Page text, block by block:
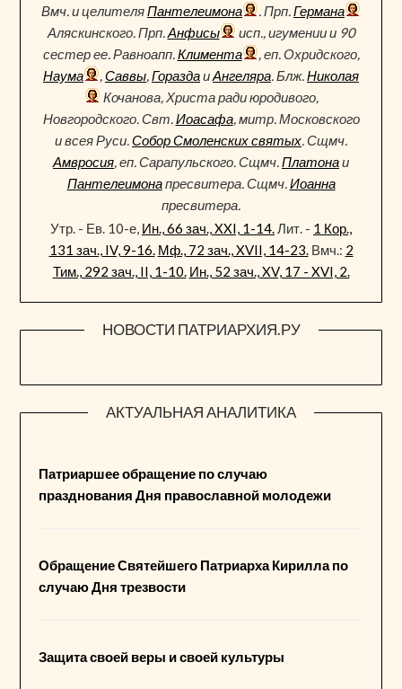
Вмч. и целителяПантелеимона . Прп.Германа
Аляскинского. Прп.Анфисы
исп., игумении и 90
сестер ее. Равноапп.Климента
, еп. Охридского,
Наума
,Саввы,ГораздаиАнгеляра. Блж.Николая
Кочанова, Христа ради юродивого,
Новгородского. Свт.Иоасафа, митр. Московского
и всея Руси.Собор Смоленских святых. Сщмч.
Амвросия, еп. Сарапульского. Сщмч.Платонаи
Пантелеимонапресвитера. Сщмч.Иоанна
пресвитера.
Утр. - Ев. 10-е, Ин., 66 зач., XXI, 1-14.Лит. - 1 Кор.,
131 зач., IV, 9-16. Мф., 72 зач., XVII, 14-23.Вмч.: 2
Тим., 292 зач., II, 1-10. Ин., 52 зач., XV, 17 - XVI, 2.
НОВОСТИ ПАТРИАРХИЯ.РУ
АКТУАЛЬНАЯ АНАЛИТИКА
Патриаршее обращение по случаю
празднования Дня православной молодежи
Обращение Святейшего Патриарха Кирилла по
случаю Дня трезвости
Защита своей веры и своей культуры